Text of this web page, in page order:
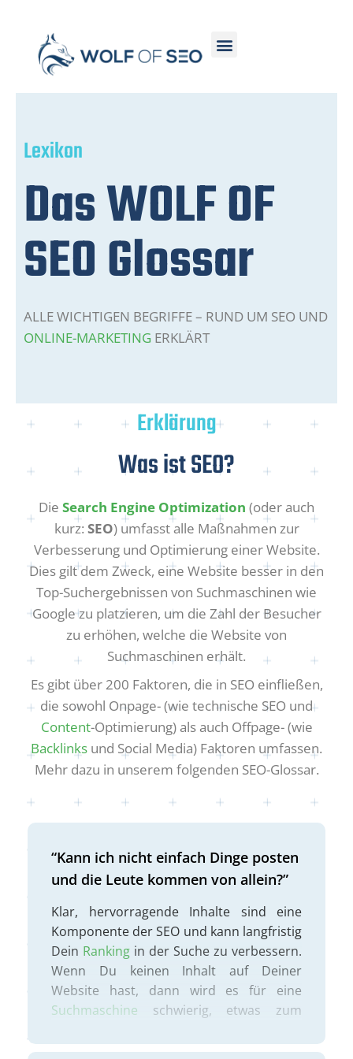
Lexikon
Das WOLF OF
SEO Glossar
ALLE WICHTIGEN BEGRIFFE – RUND UM SEO UND
ONLINE-MARKETING ERKLÄRT
Erklärung
Was ist SEO?
Die Search Engine Optimization (oder auch
kurz: SEO) umfasst alle Maßnahmen zur
Verbesserung und Optimierung einer Website.
Dies gilt dem Zweck, eine Website besser in den
Top-Suchergebnissen von Suchmaschinen wie
Google zu platzieren, um die Zahl der Besucher
zu erhöhen, welche die Website von
Suchmaschinen erhält.
Es gibt über 200 Faktoren, die in SEO einfließen,
die sowohl Onpage- (wie technische SEO und
Content-Optimierung) als auch Offpage- (wie
Backlinks und Social Media) Faktoren umfassen.
Mehr dazu in unserem folgenden SEO-Glossar.
“Kann ich nicht einfach Dinge posten
und die Leute kommen von allein?”
Klar, hervorragende Inhalte sind eine
Komponente der SEO und kann langfristig
Dein Ranking in der Suche zu verbessern.
Wenn Du keinen Inhalt auf Deiner
Website hast, dann wird es für eine
Suchmaschine schwierig, etwas zum
Aber der Inhalt ist nur ein Teil des